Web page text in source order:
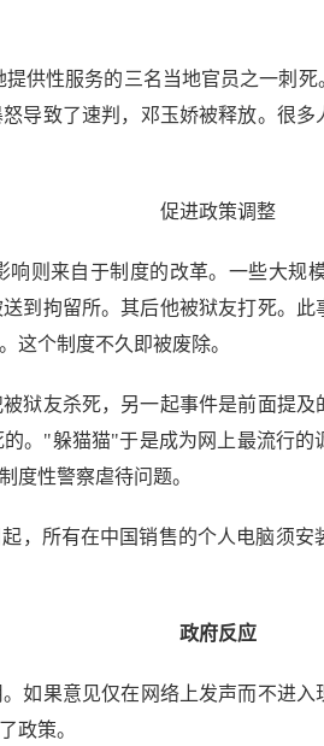
性服务的三名当地官员之一刺死
导致了速判，邓玉娇被释放。很
促进政策调整
来自于制度的改革。一些大规
到拘留所。其后他被狱友打死。
这个制度不久即被废除。
友杀死，另一起事件是前面提及
。"躲猫猫"于是成为网上最流行
度性警察虐待问题。
所有在中国销售的个人电脑须安
政府反应
果意见仅在网络上发声而不进入
政策。